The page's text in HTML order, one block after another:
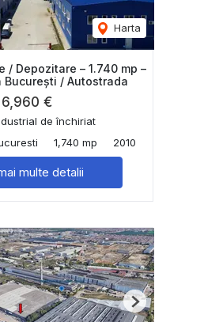
Harta
/ Depozitare – 1.740 mp –
București / Autostrada
6,960 €
de închiriat
1,740 mp 2010
multe detalii
Next